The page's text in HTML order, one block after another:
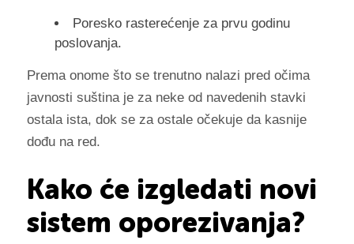
Poresko rasterećenje za prvu godinu
poslovanja.
Prema onome što se trenutno nalazi pred očima
javnosti suština je za neke od navedenih stavki
ostala ista, dok se za ostale očekuje da kasnije
dođu na red.
Kako će izgledati novi
sistem oporezivanja?